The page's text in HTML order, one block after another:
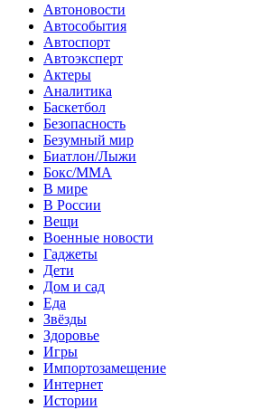
Автоновости
Автособытия
Автоспорт
Автоэксперт
Актеры
Аналитика
Баскетбол
Безопасность
Безумный мир
Биатлон/Лыжи
Бокс/MMA
В мире
В России
Вещи
Военные новости
Гаджеты
Дети
Дом и сад
Еда
Звёзды
Здоровье
Игры
Импортозамещение
Интернет
Истории